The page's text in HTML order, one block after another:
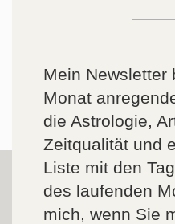
Mein Newsletter
Monat
die Astrologie,
Zeitqualität und
Liste mit den
des laufenden
mich, wenn Sie